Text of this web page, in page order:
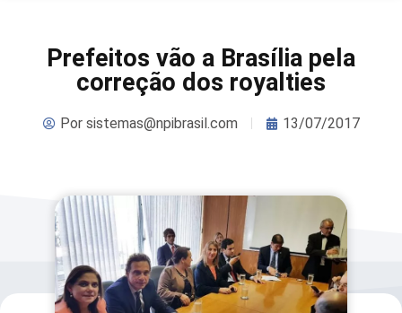
Prefeitos vão a Brasília pela
correção dos royalties
Porsistemas@npibrasil.com 13/07/2017